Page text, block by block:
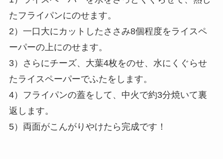
たフライパンにのせます。
2）一口大にカットしたささみ8個程度をライスペ
ーパーの上にのせます。
3）さらにチーズ、大葉4枚をのせ、水にくぐらせ
たライスペーパーでふたをします。
4）フライパンの蓋をして、中火で約3分焼いて裏
返します。
5）両面がこんがりやけたら完成です！